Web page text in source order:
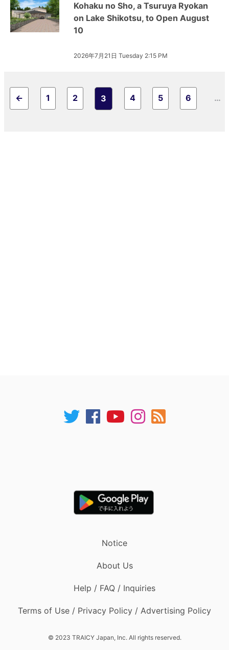
Kohaku no Sho, a Tsuruya Ryokan
on Lake Shikotsu, to Open August
10
2026年7月21日 Tuesday 2:15 PM
← 1 2 3 4 5 6 …
Notice
About Us
Help / FAQ / Inquiries
Terms of Use / Privacy Policy / Advertising Policy
© 2023 TRAICY Japan, Inc. All rights reserved.